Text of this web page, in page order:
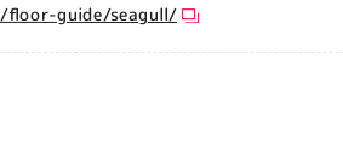
floor-guide/seagull/